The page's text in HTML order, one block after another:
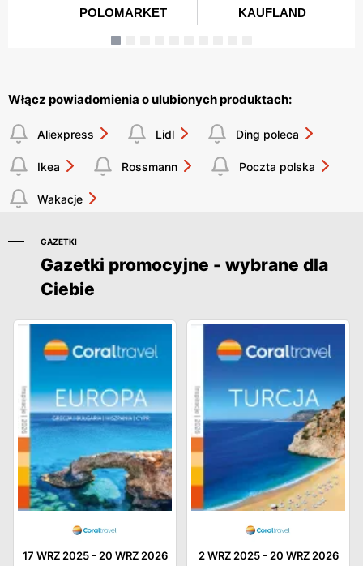
Włącz powiadomienia o ulubionych produktach:
Aliexpress Lidl Ding poleca
Ikea Rossmann Poczta polska
Wakacje
GAZETKI
Gazetki promocyjne - wybrane dla
Ciebie
17 WRZ 2025- 20 WRZ 2026 2 WRZ 2025- 20 WRZ 2026